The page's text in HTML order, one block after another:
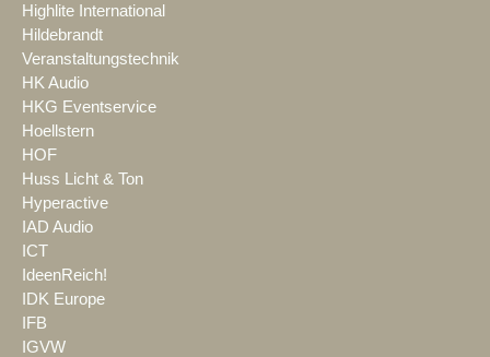
Highlite International
Hildebrandt
Veranstaltungstechnik
HK Audio
HKG Eventservice
Hoellstern
HOF
Huss Licht & Ton
Hyperactive
IAD Audio
ICT
IdeenReich!
IDK Europe
IFB
IGVW